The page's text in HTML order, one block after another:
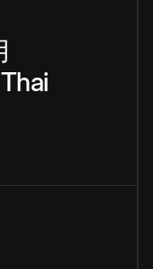
Thai